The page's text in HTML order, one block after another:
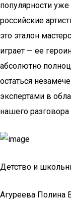
популярности
российские
это эталон
играет — ее
абсолютно
остаться
экспертами в
нашего
Детство и
Агуреева Полина